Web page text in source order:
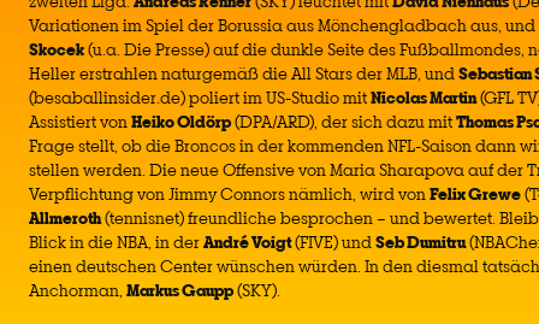
Variationen im Spiel der Borussia aus Mönchengladbach aus,
Skocek(u.a. Die Presse) auf die dunkle Seite des Fußballmondes,
Heller erstrahlen naturgemäß die All Stars der MLB, undSebastian
(besaballinsider.de) poliert im US-Studio mitNicolas Martin(GFL
Assistiert vonHeiko Oldörp(DPA/ARD), der sich dazu mitThomas
Frage stellt, ob die Broncos in der kommenden NFL-Saison dann
stellen werden. Die neue Offensive von Maria Sharapova auf der
Verpflichtung von Jimmy Connors nämlich, wird vonFelix Grewe
Allmeroth(tennisnet) freundliche besprochen – und bewertet.
Blick in die NBA, in derAndré Voigt(FIVE) undSeb Dumitru
einen deutschen Center wünschen würden. In den diesmal
Anchorman, Markus Gaupp(SKY).